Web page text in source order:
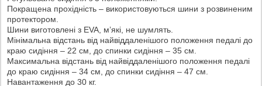
Покращена прохідність – використовуються шини з розвиненим
протектором.
Шини виготовлені з EVA, м’які, не шумлять.
Мінімальна відстань від найвіддаленішого положення педалі до
краю сидіння – 22 см, до спинки сидіння – 35 см.
Максимальна відстань від найвіддаленішого положення педалі
до краю сидіння – 34 см, до спинки сидіння – 47 см.
Навантаження до 30 кг.